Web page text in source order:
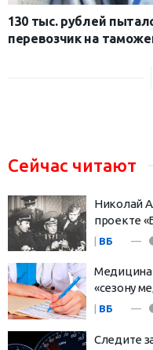
130 тыс. рублей
перевозчик на
Сейчас читают
Николай
проекте
| ВБ
Медицина
«сезону
ВБ
Следите